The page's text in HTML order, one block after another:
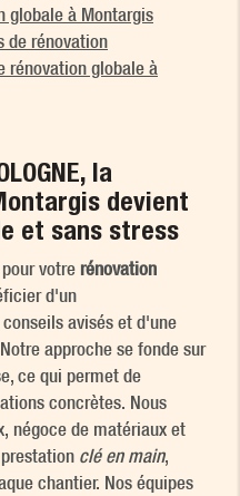
globale à Montargis
de rénovation
rénovation globale à
la
devient
et sans stress
pour votre rénovation
d'un
avisés et d'une
approche se fonde sur
ce qui permet de
concrètes. Nous
négoce de matériaux et
clé en main,
chantier. Nos équipes